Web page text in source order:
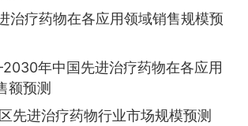
治疗药物在各应用领域销售规模预
年中国先进治疗药物在各应用
额预测
先进治疗药物行业市场规模预测